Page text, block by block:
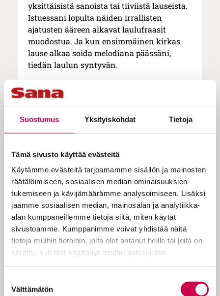
Suostumus Yksityiskohdat Tietoja
Tämä sivusto käyttää evästeitä
Käytämme evästeitä tarjoamamme sisällön ja mainosten
räätälöimiseen, sosiaalisen median ominaisuuksien
tukemiseen ja kävijämäärämme analysoimiseen. Lisäksi
jaamme sosiaalisen median, mainosalan ja analytiikka-
alan kumppaneillemme tietoja siitä, miten käytät
sivustoamme. Kumppanimme voivat yhdistää näitä
tietoja muihin tietoihin, joita olet antanut heille tai joita on
kerätty, kun olet käyttänyt heidän palvelujaan.
valinta
Välttämätön
yksittäisistä sanoista tai tiiviistä lauseista.
Istuessani lopulta näiden irrallisten
ajatusten ääreen alkavat laulufraasit
muodostua. Ja kun ensimmäinen kirkas
lause alkaa soida melodiana päässäni,
tiedän laulun syntyvän.
Olin 16-vuotias, kun äitini kuoli
syöpään.
Ensimmäiset kappaleensa Kuustonen teki
hyvin surullisessa elämänvaiheessa.
– Olin 16-vuotias, kun äitini kuoli syöpään.
Vanhempani olivat saman ikäisiä kuin
kavereideni isovanhemmat. Isäni oli ollut
viisi vuotta sodassa, ja äiti oli taustaltaan
huutolaislapsi. Molemmat vanhempani
vaikenivat menneisyydestään.
Karu menneisyys oli kuitenkin kotona